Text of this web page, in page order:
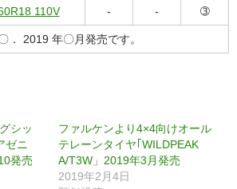
110V - - ➂
． 2019 年〇月発売です。
シッ
ゼニ
発売
ファルケンより4×4向けオール
テレーンタイヤ｢WILDPEAK
A/T3W」2019年3月発売
2019年2月4日